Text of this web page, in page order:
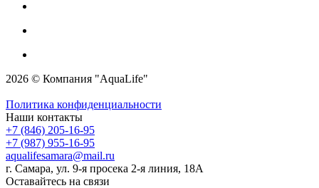
2026 © Компания "AquaLife"
Политика конфиденциальности
Наши контакты
+7 (846) 205-16-95
+7 (987) 955-16-95
aqualifesamara@mail.ru
г. Самара, ул. 9-я просека 2-я линия, 18А
Оставайтесь на связи